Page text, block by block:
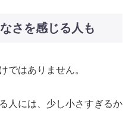
さを感じる人も
ではありません。
人には、少し小さすぎるか